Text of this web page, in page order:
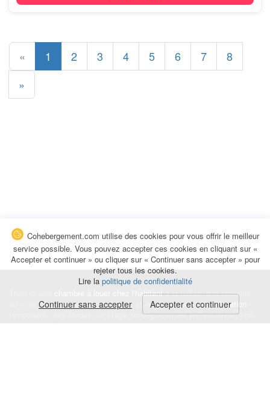
« 1 2 3 4 5 6 7
8
»
chambre à louer chez l'habitantà la nuitée, à la semaine,
au mois ou à l'année pour de courts et longs séjours, unecolocation
temporaire : des études, un stage, un déplacement professionnel, une
Cohebergement.com utilise des cookies pour vous offrir le meilleur
service possible. Vous pouvez accepter ces cookies en cliquant sur «
Accepter et continuer » ou cliquer sur « Continuer sans accepter » pour
rejeter tous les cookies.
Lire la politique de confidentialité
Continuer sans accepter Accepter et continuer